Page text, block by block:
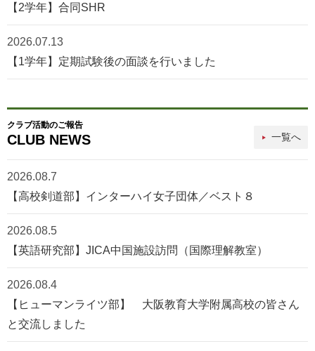
【2学年】合同SHR
2026.07.13
【1学年】定期試験後の面談を行いました
クラブ活動のご報告
CLUB NEWS 一覧へ
2026.08.7
【高校剣道部】インターハイ女子団体／ベスト８
2026.08.5
【英語研究部】JICA中国施設訪問（国際理解教室）
2026.08.4
【ヒューマンライツ部】 大阪教育大学附属高校の皆さん
と交流しました